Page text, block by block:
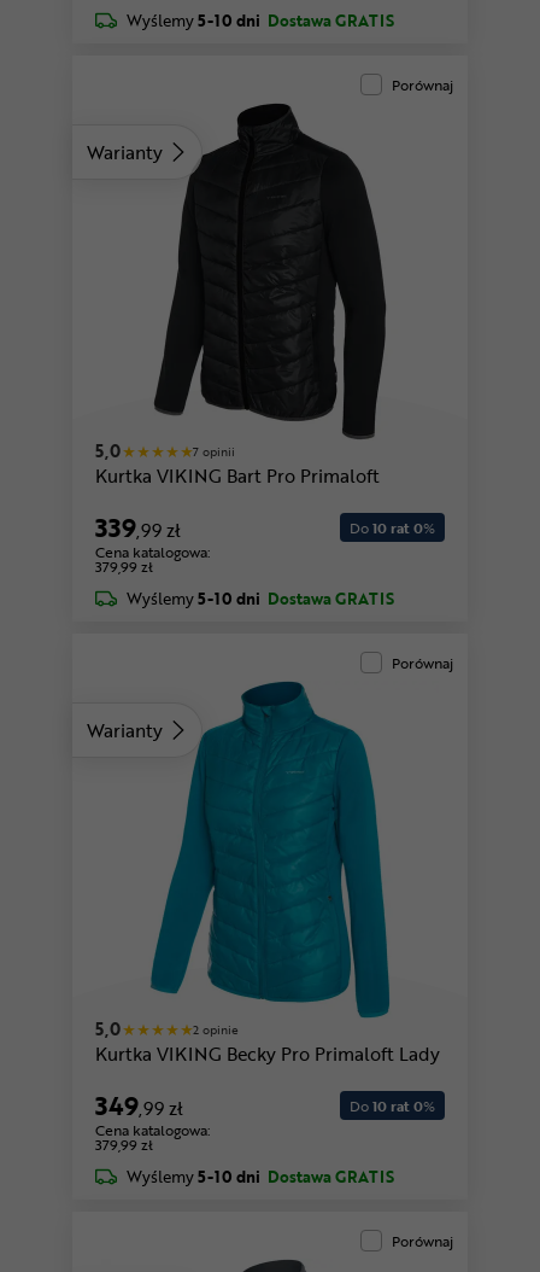
Wyślemy5-10 dni Dostawa GRATIS
Warianty
Porównaj
5,0 7 opinii
Kurtka VIKING Bart Pro Primaloft
339,99 zł
Cena katalogowa:
379,99 zł
Do10 rat 0%
Wyślemy5-10 dni Dostawa GRATIS
Warianty
Porównaj
5,0 2 opinie
Kurtka VIKING Becky Pro Primaloft Lady
349,99 zł
Cena katalogowa:
379,99 zł
Do10 rat 0%
Wyślemy5-10 dni Dostawa GRATIS
Porównaj